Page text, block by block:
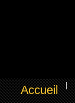
Accueil